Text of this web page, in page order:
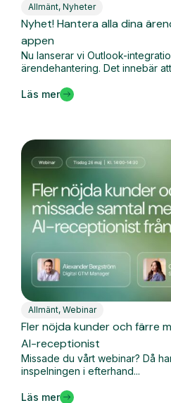
Allmänt, Nyheter
Nyhet! Hantera alla dina
appen
Nu lanserar vi Outlook-
ärendehantering. Det innebär
Läs mer
Allmänt, Webinar
Fler nöjda kunder och färre
AI-receptionist
Missade du vårt webinar? Då
inspelningen i efterhand...
Läs mer